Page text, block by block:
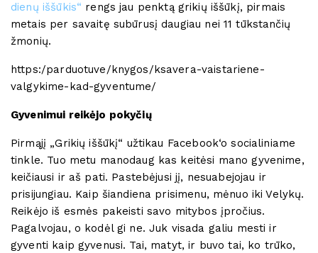
dienų iššūkis“ rengs jau penktą grikių iššūkį, pirmais
metais per savaitę subūrusį daugiau nei 11 tūkstančių
žmonių.
https:/parduotuve/knygos/ksavera-vaistariene-
valgykime-kad-gyventume/
Gyvenimui reikėjo pokyčių
Pirmąjį „Grikių iššūkį“ užtikau Facebook‘o socialiniame
tinkle. Tuo metu manodaug kas keitėsi mano gyvenime,
keičiausi ir aš pati. Pastebėjusi jį, nesuabejojau ir
prisijungiau. Kaip šiandiena prisimenu, mėnuo iki Velykų.
Reikėjo iš esmės pakeisti savo mitybos įpročius.
Pagalvojau, o kodėl gi ne. Juk visada galiu mesti ir
gyventi kaip gyvenusi. Tai, matyt, ir buvo tai, ko trūko,